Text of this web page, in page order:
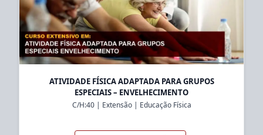
ATIVIDADE FÍSICA ADAPTADA PARA GRUPOS
ESPECIAIS – ENVELHECIMENTO
C/H:40| Extensão| Educação Física